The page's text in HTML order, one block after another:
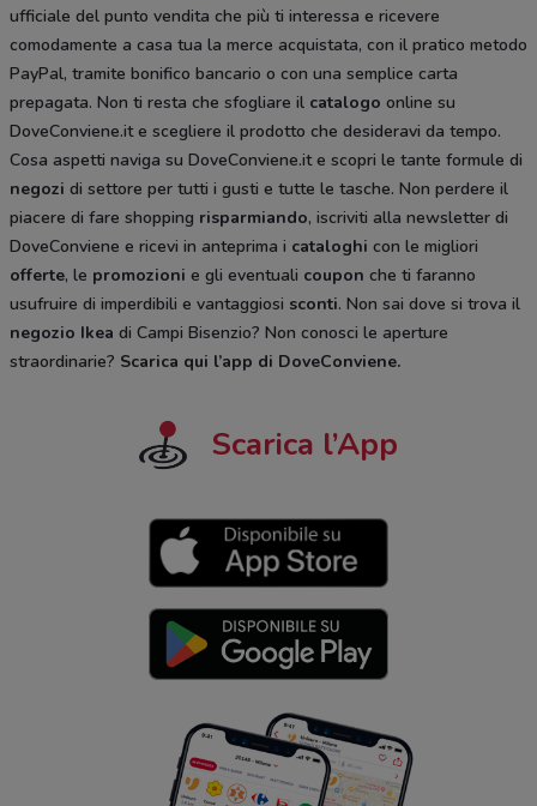
ufficiale del punto vendita che più ti interessa e ricevere
comodamente a casa tua la merce acquistata, con il pratico metodo
PayPal, tramite bonifico bancario o con una semplice carta
prepagata. Non ti resta che sfogliare il catalogo online su
DoveConviene.it e scegliere il prodotto che desideravi da tempo.
Cosa aspetti naviga su DoveConviene.it e scopri le tante formule di
negozi di settore per tutti i gusti e tutte le tasche. Non perdere il
piacere di fare shopping risparmiando, iscriviti alla newsletter di
DoveConviene e ricevi in anteprima i cataloghi con le migliori
offerte, le promozioni e gli eventuali coupon che ti faranno
usufruire di imperdibili e vantaggiosi sconti. Non sai dove si trova il
negozio Ikea di Campi Bisenzio? Non conosci le aperture
straordinarie? Scarica qui l’app di DoveConviene.
Scarica l’App